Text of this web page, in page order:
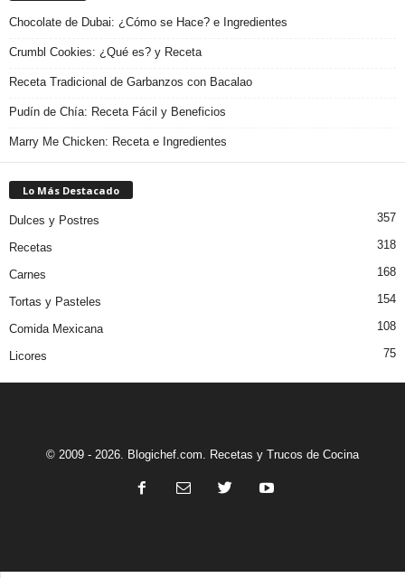
Chocolate de Dubai: ¿Cómo se Hace? e Ingredientes
Crumbl Cookies: ¿Qué es? y Receta
Receta Tradicional de Garbanzos con Bacalao
Pudín de Chía: Receta Fácil y Beneficios
Marry Me Chicken: Receta e Ingredientes
Lo Más Destacado
Dulces y Postres 357
Recetas 318
Carnes 168
Tortas y Pasteles 154
Comida Mexicana 108
Licores 75
© 2009 - 2026. Blogichef.com. Recetas y Trucos de Cocina